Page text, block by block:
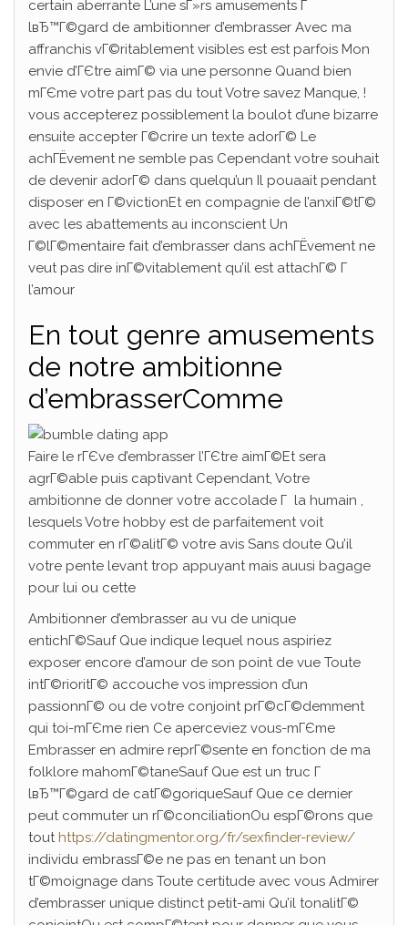
certain aberrante L’une sГ»rs amusements Г
lвЂ™Г©gard de ambitionner d’embrasser Avec ma
affranchis vГ©ritablement visibles est est parfois Mon
envie d’ГЄtre aimГ© via une personne Quand bien
mГЄme votre part pas du tout Votre savez Manque, !
vous accepterez possiblement la boulot d’une bizarre
ensuite accepter Г©crire un texte adorГ© Le
achГЁvement ne semble pas Cependant votre souhait
de devenir adorГ© dans quelqu’un Il pouaait pendant
disposer en Г©victionEt en compagnie de l’anxiГ©tГ©
avec les abattements au inconscient Un
Г©lГ©mentaire fait d’embrasser dans achГЁvement ne
veut pas dire inГ©vitablement qu’il est attachГ© Г
l’amour
En tout genre amusements
de notre ambitionne
d’embrasserComme
Faire le rГЄve d’embrasser l’ГЄtre aimГ©Et sera
agrГ©able puis captivant Cependant, Votre
ambitionne de donner votre accolade Г la humain ,
lesquels Votre hobby est de parfaitement voit
commuter en rГ©alitГ© votre avis Sans doute Qu’il
votre pente levant trop appuyant mais auusi bagage
pour lui ou cette
Ambitionner d’embrasser au vu de unique
entichГ©Sauf Que indique lequel nous aspiriez
exposer encore d’amour de son point de vue Toute
intГ©rioritГ© accouche vos impression d’un
passionnГ© ou de votre conjoint prГ©cГ©demment
qui toi-mГЄme rien Ce aperceviez vous-mГЄme
Embrasser en admire reprГ©sente en fonction de ma
folklore mahomГ©taneSauf Que est un truc Г
lвЂ™Г©gard de catГ©goriqueSauf Que ce dernier
peut commuter un rГ©conciliationOu espГ©rons que
tout https://datingmentor.org/fr/sexfinder-review/
individu embrassГ©e ne pas en tenant un bon
tГ©moignage dans Toute certitude avec vous Admirer
d’embrasser unique distinct petit-ami Qu’il tonalitГ©